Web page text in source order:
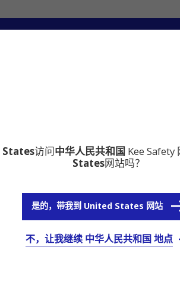
访问中华人民共和国 Kee Safety
States网站吗？
是的，带我到 United States 网站
不，让我继续 中华人民共和国 地点